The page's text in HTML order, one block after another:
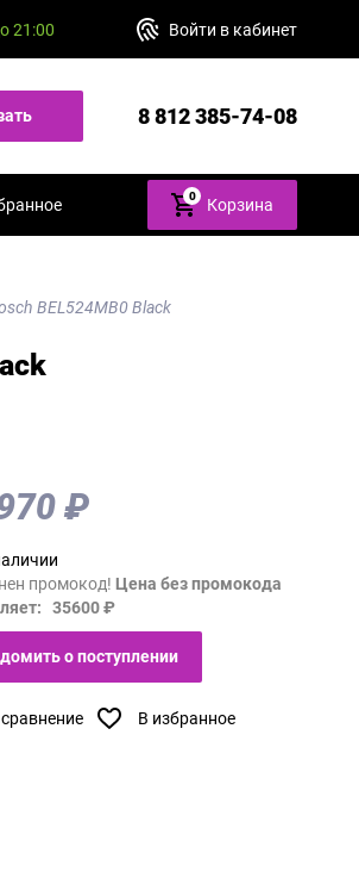
21:00 Войти в кабинет
8 812 385-74-08
0 Корзина
BEL524MB0 Black
₽
промокод! Цена без промокода
35600 ₽
о поступлении
В избранное